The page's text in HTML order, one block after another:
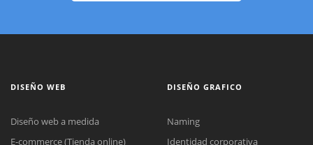
DISEÑO WEB
Diseño web a medida
E-commerce (Tienda online)
DISEÑO GRAFICO
Naming
Identidad corporativa